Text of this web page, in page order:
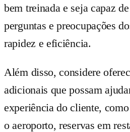
bem treinada e seja capaz
perguntas e preocupações
rapidez e eficiência.
Além disso, considere
adicionais que possam
experiência do cliente,
o aeroporto, reservas em